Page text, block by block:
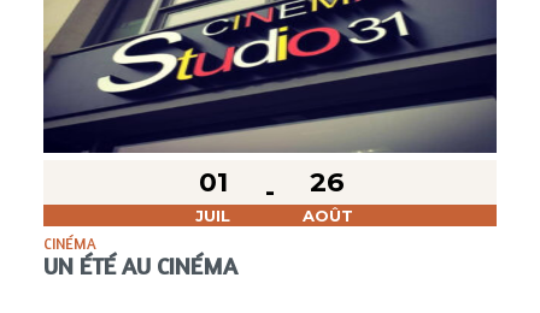
01
JUIL
26
AOÛT
CINÉMA
UN ÉTÉ AU CINÉMA